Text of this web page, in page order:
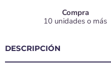
Compra
10 unidades o más
DESCRIPCIÓN